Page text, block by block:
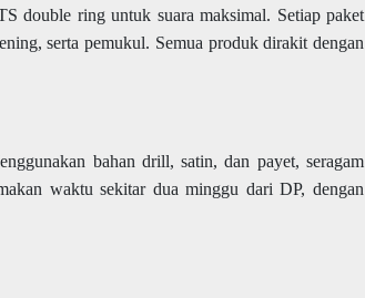
double ring untuk suara maksimal. Setiap paket
serta pemukul. Semua produk dirakit dengan
bahan drill, satin, dan payet, seragam
waktu sekitar dua minggu dari DP, dengan